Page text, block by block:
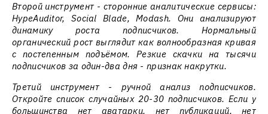
Второй инструмент - сторонние аналитические сервисы:
HypeAuditor, Social Blade, Modash. Они анализируют
динамику роста подписчиков. Нормальный
органический рост выглядит как волнообразная кривая
с постепенным подъёмом. Резкие скачки на тысячи
подписчиков за один-два дня - признак накрутки.
Третий инструмент - ручной анализ подписчиков.
Откройте список случайных 20-30 подписчиков. Если у
большинства нет аватарки, нет публикаций, нет